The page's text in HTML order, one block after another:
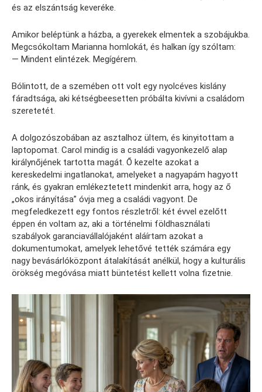
és az elszántság keveréke.
Amikor beléptünk a házba, a gyerekek elmentek a szobájukba.
Megcsókoltam Marianna homlokát, és halkan így szóltam:
— Mindent elintézek. Megígérem.
Bólintott, de a szemében ott volt egy nyolcéves kislány
fáradtsága, aki kétségbeesetten próbálta kivívni a családom
szeretetét.
A dolgozószobában az asztalhoz ültem, és kinyitottam a
laptopomat. Carol mindig is a családi vagyonkezelő alap
királynőjének tartotta magát. Ő kezelte azokat a
kereskedelmi ingatlanokat, amelyeket a nagyapám hagyott
ránk, és gyakran emlékeztetett mindenkit arra, hogy az ő
„okos irányítása” óvja meg a családi vagyont. De
megfeledkezett egy fontos részletről: két évvel ezelőtt
éppen én voltam az, aki a történelmi földhasználati
szabályok garanciavállalójaként aláírtam azokat a
dokumentumokat, amelyek lehetővé tették számára egy
nagy bevásárlóközpont átalakítását anélkül, hogy a kulturális
örökség megóvása miatt büntetést kellett volna fizetnie.